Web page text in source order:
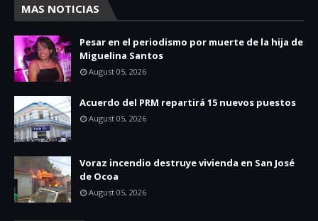
MAS NOTICIAS
Pesar en el periodismo por muerte de la hija de
Miguelina Santos
August 05, 2026
Acuerdo del PRM repartirá 15 nuevos puestos
August 05, 2026
Voraz incendio destruye vivienda en San José
de Ocoa
August 05, 2026